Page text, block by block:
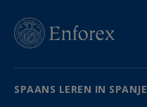
SPAANS LEREN IN SPANJE